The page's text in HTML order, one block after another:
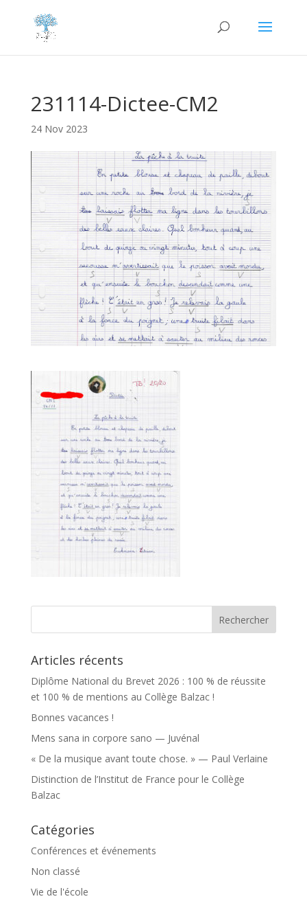
231114-Dictee-CM2
24 Nov 2023
Articles récents
Diplôme National du Brevet 2026 : 100 % de réussite
et 100 % de mentions au Collège Balzac !
Bonnes vacances !
Mens sana in corpore sano — Juvénal
« De la musique avant toute chose. » — Paul Verlaine
Distinction de l’Institut de France pour le Collège
Balzac
Catégories
Conférences et événements
Non classé
Vie de l'école